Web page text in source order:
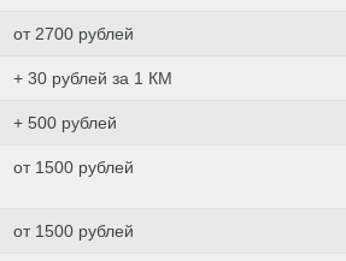
от 2700 рублей
+ 30 рублей за 1 КМ
+ 500 рублей
от 1500 рублей
от 1500 рублей